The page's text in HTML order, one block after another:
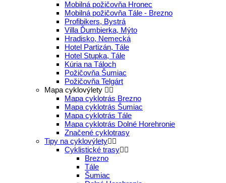
Mobilná požičovňa Hronec
Mobilná požičovňa Tále - Brezno
Profibikers, Bystrá
Villa Ďumbierka, Mýto
Hradisko, Nemecká
Hotel Partizán, Tále
Hotel Stupka, Tále
Kúria na Táloch
Požičovňa Šumiac
Požičovňa Telgárt
Mapa cyklovýlety
Mapa cyklotrás Brezno
Mapa cyklotrás Šumiac
Mapa cyklotrás Tále
Mapa cyklotrás Dolné Horehronie
Značené cyklotrasy
Tipy na cyklovýlety
Cyklistické trasy
Brezno
Tále
Šumiac